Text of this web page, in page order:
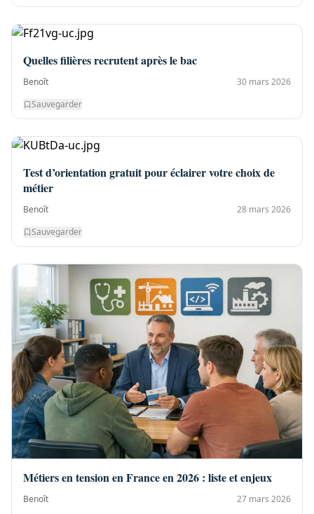
Quelles filières recrutent après le bac
Benoît
30 mars 2026
Sauvegarder
Test d’orientation gratuit pour éclairer votre choix de
métier
Benoît
28 mars 2026
Sauvegarder
Métiers en tension en France en 2026 : liste et enjeux
Benoît
27 mars 2026